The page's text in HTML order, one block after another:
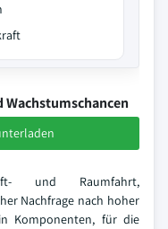
und Raumfahrt,
Nachfrage nach hoher
Komponenten, für die